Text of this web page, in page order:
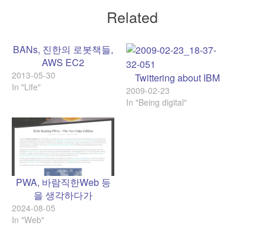
Related
BANs, 진한의 로봇책들,
AWS EC2
2013-05-30
In "Life"
Twittering about IBM
2009-02-23
In "Being digital"
PWA, 바람직한Web 등
을 생각하다가
2024-08-05
In "Web"